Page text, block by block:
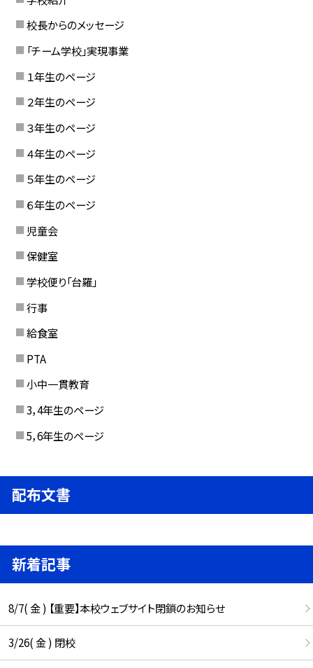
校長からのメッセージ
「チーム学校」実現事業
１年生のページ
２年生のページ
３年生のページ
４年生のページ
５年生のページ
６年生のページ
児童会
保健室
学校便り「台羅」
行事
給食室
PTA
小中一貫教育
3，4年生のページ
5，6年生のページ
配布文書
新着記事
8/7( 金 ) 【重要】本校ウェブサイト閉鎖のお知らせ
3/26( 金 ) 閉校